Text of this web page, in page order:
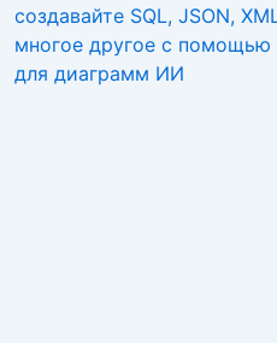
создавайте SQL, JSON,
многое другое с помощью
для диаграмм ИИ